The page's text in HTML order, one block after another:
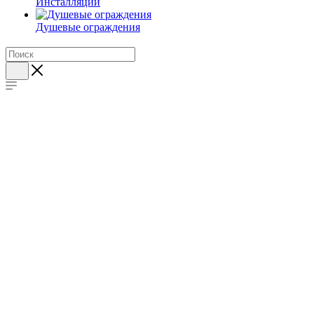
Душевые ограждения